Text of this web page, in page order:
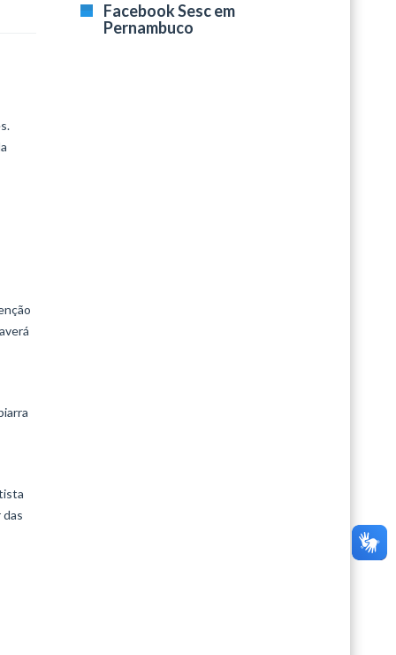
Facebook Sesc em
Pernambuco